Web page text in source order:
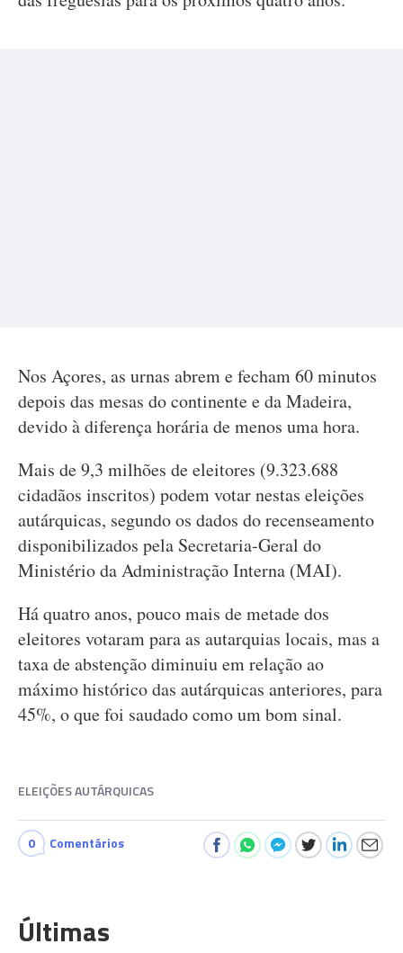
Nos Açores, as urnas abrem e fecham 60 minutos
depois das mesas do continente e da Madeira,
devido à diferença horária de menos uma hora.
Mais de 9,3 milhões de eleitores (9.323.688
cidadãos inscritos) podem votar nestas eleições
autárquicas, segundo os dados do recenseamento
disponibilizados pela Secretaria-Geral do
Ministério da Administração Interna (MAI).
Há quatro anos, pouco mais de metade dos
eleitores votaram para as autarquias locais, mas a
taxa de abstenção diminuiu em relação ao
máximo histórico das autárquicas anteriores, para
45%, o que foi saudado como um bom sinal.
ELEIÇÕES AUTÁRQUICAS
0 Comentários
Últimas